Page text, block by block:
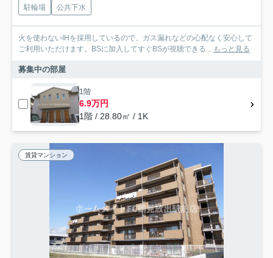
駐輪場 公共下水
火を使わないIHを採用しているので、ガス漏れなどの心配なく安心して
ご利用いただけます。BSに加入してすぐBSが視聴できる... もっと見る
募集中の部屋
1階
6.9万円
1階 / 28.80㎡ / 1K
賃貸マンション